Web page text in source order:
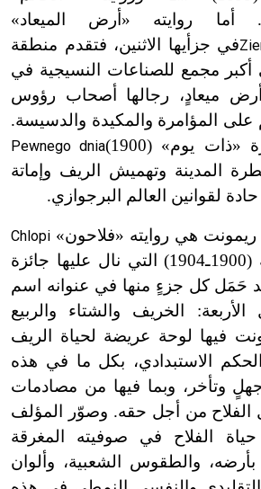
. أما روايته «أرض الميعاد»
في جزأيها الاثنين، فتقدم منطقة
أكبر مجمع للصناعات النسيجية في
أرض ميعادٍ، رجالها أصحاب رؤوس
على المؤامرة والمكيدة والدسيسة.
«ذات يوم» (1900)
Pewnego dnia
المدينة وتهميش الريف وإماتة
حادة لقوانين العالم البرجوازي.
ريمونت هي روايته «فلاحون» Chlopi
في أجزائها الأربعـة (1900ـ1904) التي نال عليها جائزة
1924، وقد حَمَل كل جزءٍ منها في عنوانه اسم
الخريف والشتاء والربيع
فيها لوحة عريضة لحياة الريف
الاستبدادي، بكل ما في هذه
وتأخر، وبما فيها من مصادمات
الفلاح من أجل حقه. وصوّر المؤلف
الفلاح في صوفيته المغرقة
والطقوس الشعبية، وألوان